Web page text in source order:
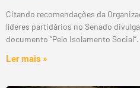
Citando recomendações da
líderes partidários no Senado
documento “Pelo Isolamento
Ler mais »